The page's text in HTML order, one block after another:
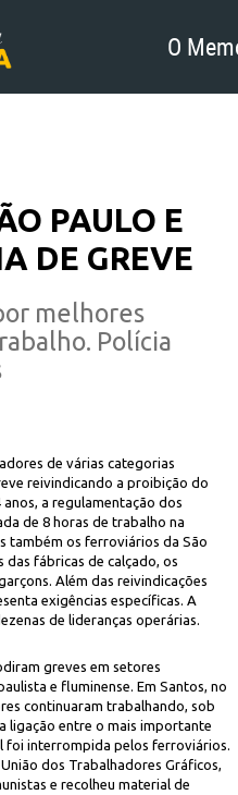
O
PAULO E
DE GREVE
melhores
Polícia
de várias categorias
reivindicando a proibição do
a regulamentação dos
de 8 horas de trabalho na
também os ferroviários da São
das fábricas de calçado, os
Além das reivindicações
exigências específicas. A
de lideranças operárias.
greves em setores
e fluminense. Em Santos, no
continuaram trabalhando, sob
ligação entre o mais importante
foi interrompida pelos ferroviários.
dos Trabalhadores Gráficos,
e recolheu material de